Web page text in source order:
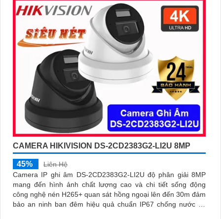
CAMERA HIKIVISION DS-2CD2383G2-LI2U 8MP
45%
Liên Hệ
Camera IP ghi âm DS-2CD2383G2-LI2U độ phân giải 8MP
mang đến hình ảnh chất lượng cao và chi tiết sống động
công nghệ nén H265+ quan sát hồng ngoại lên đến 30m đảm
bảo an ninh ban đêm hiệu quả chuẩn IP67 chống nước và